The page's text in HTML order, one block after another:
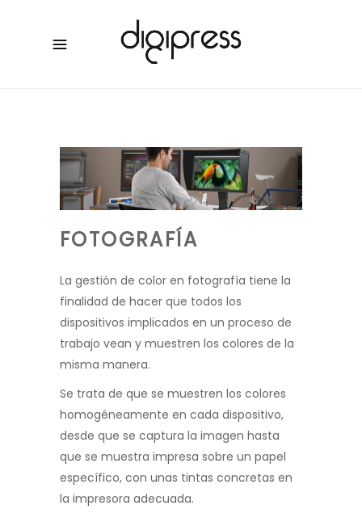
FOTOGRAFÍA
La gestión de color en fotografía tiene la
finalidad de hacer que todos los
dispositivos implicados en un proceso de
trabajo vean y muestren los colores de la
misma manera.
Se trata de que se muestren los colores
homogéneamente en cada dispositivo,
desde que se captura la imagen hasta
que se muestra impresa sobre un papel
específico, con unas tintas concretas en
la impresora adecuada.